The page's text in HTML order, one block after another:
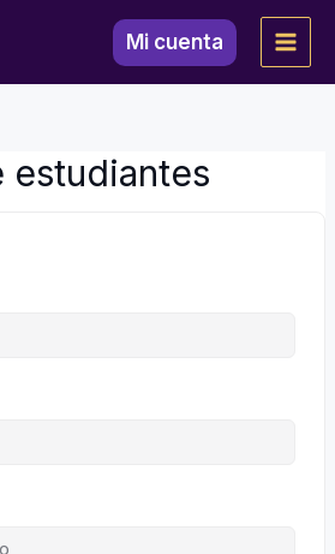
Mi cuenta
estudiantes